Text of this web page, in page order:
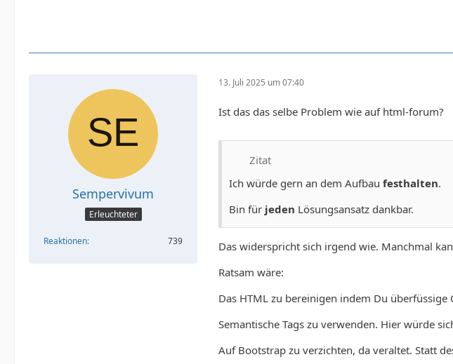
Sempervivum
Erleuchteter
Reaktionen 739
13. Juli 2025 um 07:40
Ist das das selbe Problem wie auf html-forum?
Zitat
Ich würde gern an dem Aufbau festhalten.
Bin für jeden Lösungsansatz dankbar.
Das widerspricht sich irgend wie. Manchmal
Ratsam wäre:
Das HTML zu bereinigen indem Du überfüssige
Semantische Tags zu verwenden. Hier würde
Auf Bootstrap zu verzichten, da veraltet. Statt